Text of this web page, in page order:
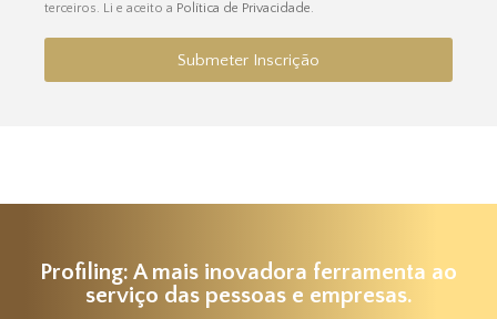
terceiros. Li e aceito a Política de Privacidade.
Submeter Inscrição
Profiling: A mais inovadora ferramenta ao
serviço das pessoas e empresas.